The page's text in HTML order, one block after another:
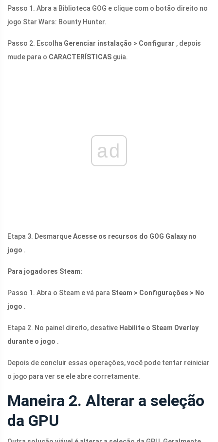
Passo 1. Abra a Biblioteca GOG e clique com o botão direito no
jogo Star Wars: Bounty Hunter.
Passo 2. Escolha Gerenciar instalação > Configurar , depois
mude para o CARACTERÍSTICAS guia.
ad
Etapa 3. DesmarqueAcesse os recursos do GOG Galaxy no
jogo .
Para jogadores Steam:
Passo 1. Abra o Steam e vá para Steam > Configurações > No
jogo .
Etapa 2. No painel direito, desative Habilite o Steam Overlay
durante o jogo .
Depois de concluir essas operações, você pode tentar reiniciar
o jogo para ver se ele abre corretamente.
Maneira 2. Alterar a seleção
da GPU